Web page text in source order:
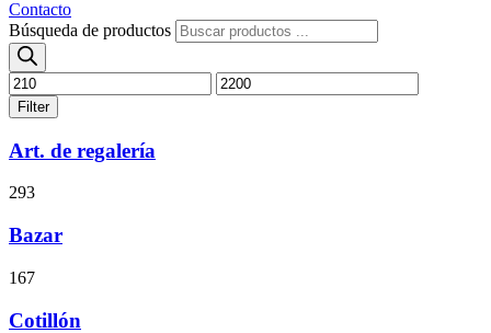
Contacto
Búsqueda de productos
Filter
Art. de regalería
293
Bazar
167
Cotillón